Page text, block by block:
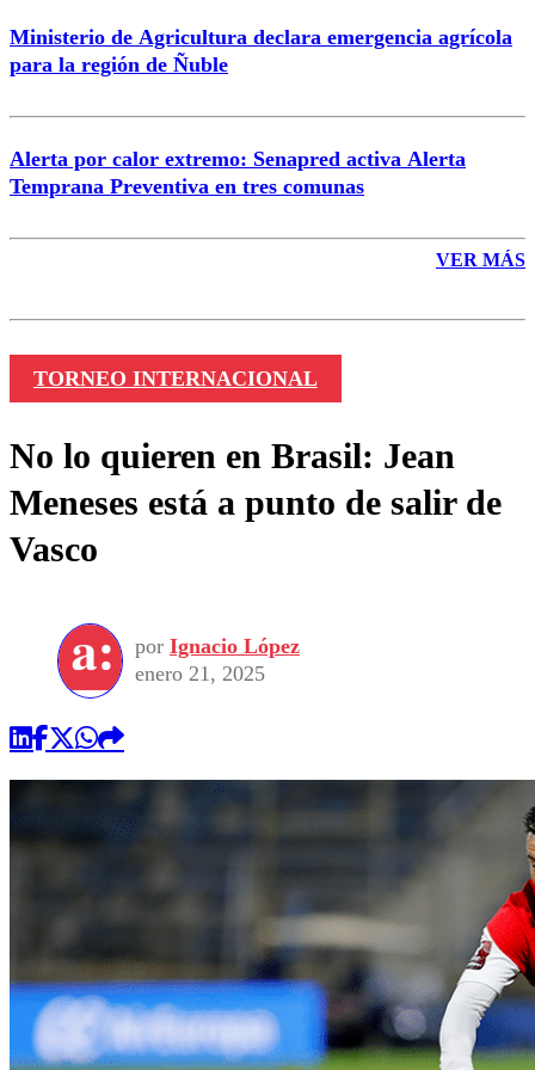
Ministerio de Agricultura declara emergencia agrícola
para la región de Ñuble
Alerta por calor extremo: Senapred activa Alerta
Temprana Preventiva en tres comunas
VER MÁS
TORNEO INTERNACIONAL
No lo quieren en Brasil: Jean
Meneses está a punto de salir de
Vasco
por Ignacio López
enero 21, 2025